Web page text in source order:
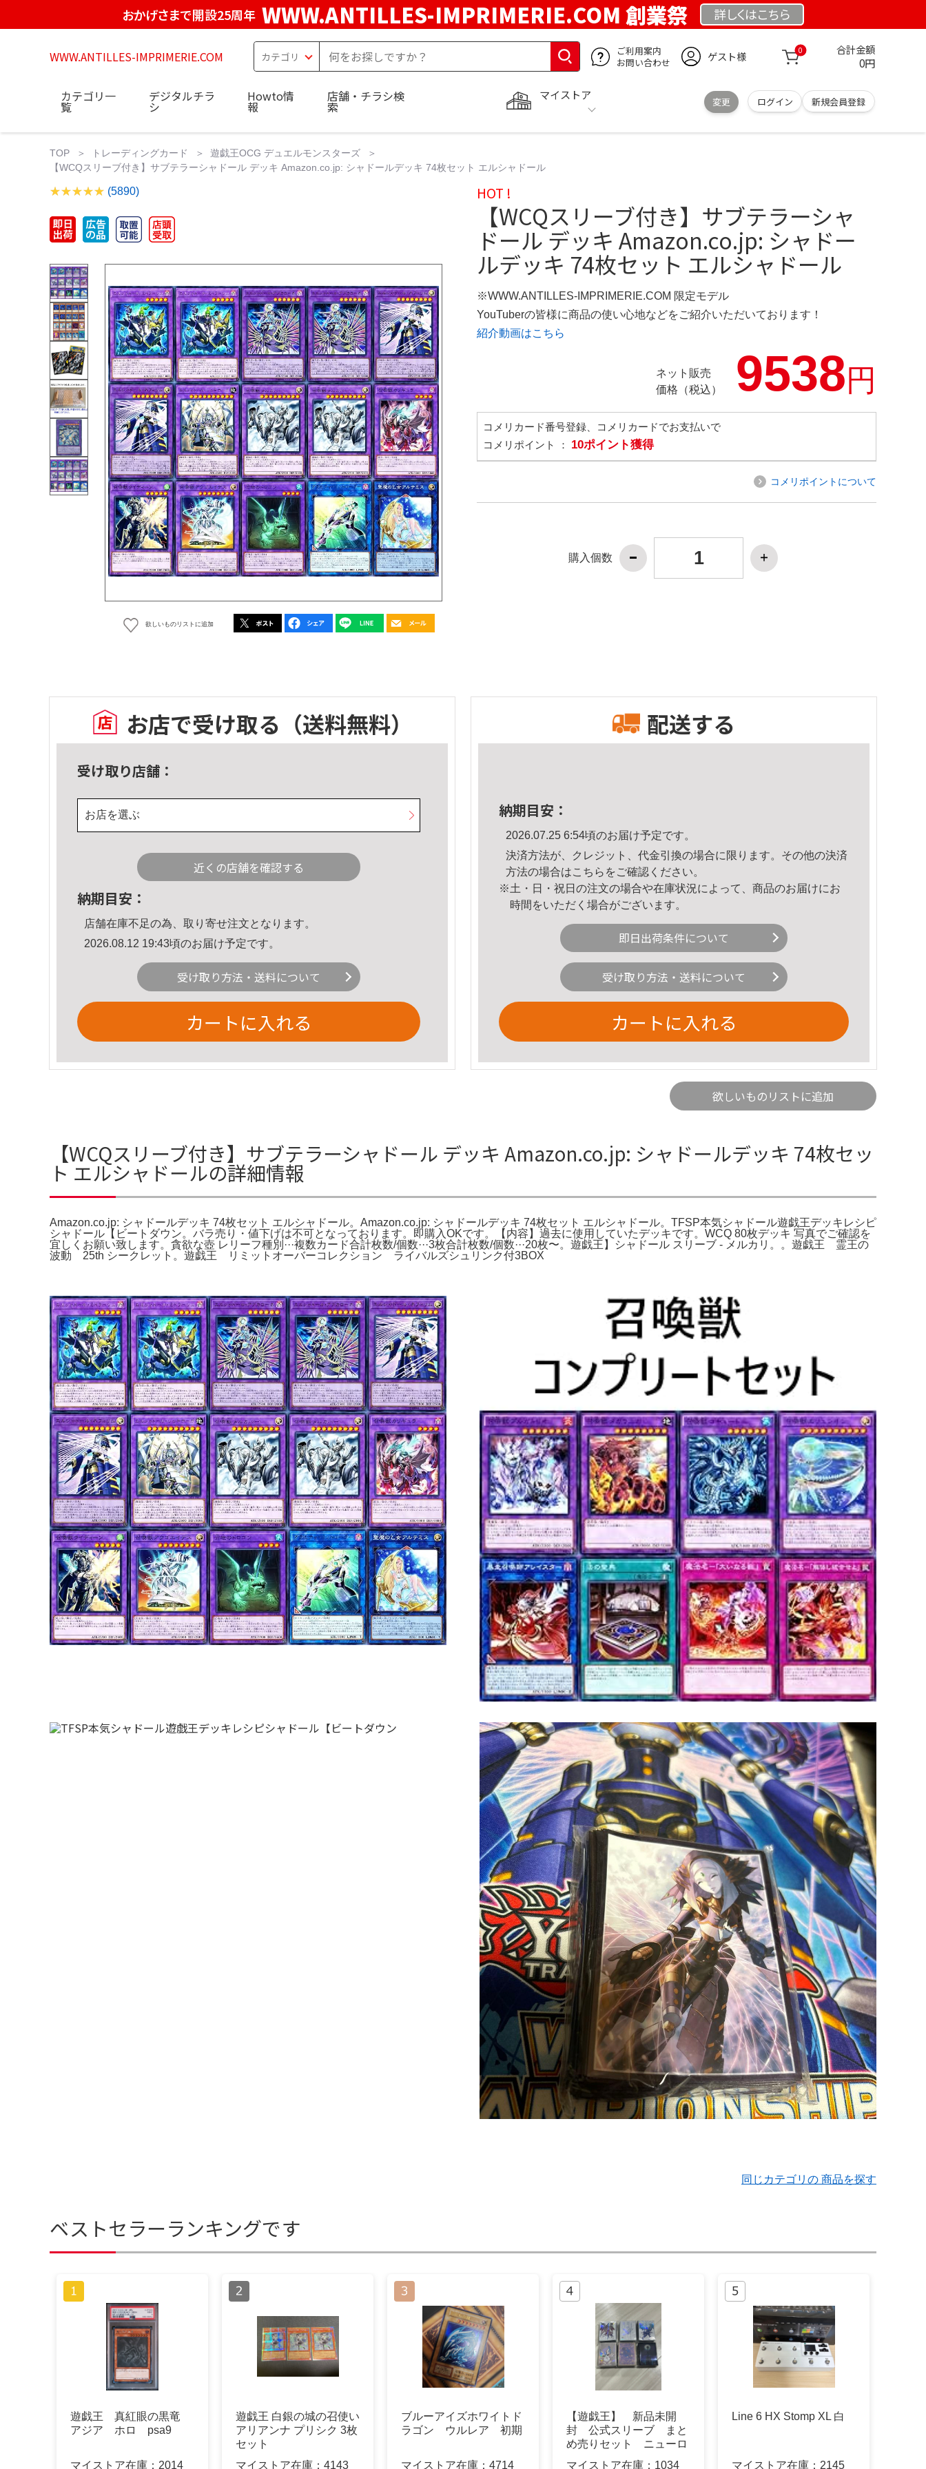
おかげさまで開設25周年 WWW.ANTILLES-IMPRIMERIE.COM 創業祭 詳しくはこちら
WWW.ANTILLES-IMPRIMERIE.COM
ご利用案内
お問い合わせ
ゲスト様 0 合計金額
0円
マイストア
変更 ログイン 新規会員登録
カテゴリ一
覧
デジタルチラ
シ
Howto情
報
店舗・チラシ検
索
TOP トレーディングカード
遊戯王OCG デュエルモンスターズ
【WCQスリーブ付き】サブテラーシャドール デッキ Amazon.co.jp: シャドールデッキ 74枚セット エルシャドール
(5890)
欲しいものリストに追加
HOT !
【WCQスリーブ付き】サブテラーシャ
ドール デッキ Amazon.co.jp: シャドー
ルデッキ 74枚セット エルシャドール
※WWW.ANTILLES-IMPRIMERIE.COM 限定モデル
YouTuberの皆様に商品の使い心地などをご紹介いただいております！
紹介動画はこちら
ネット販売
価格（税込）
9538円
コメリカード番号登録、コメリカードでお支払いで
コメリポイント ： 10ポイント獲得
コメリポイントについて
購入個数
お店で受け取る （送料無料）
受け取り店舗：
お店を選ぶ
近くの店舗を確認する
納期目安：
店舗在庫不足の為、取り寄せ注文となります。
2026.08.12 19:43頃のお届け予定です。
受け取り方法・送料について
カートに入れる
配送する
納期目安：
2026.07.25 6:54頃のお届け予定です。
決済方法が、クレジット、代金引換の場合に限ります。その他の決済
方法の場合はこちら をご確認ください。
※土・日・祝日の注文の場合や在庫状況によって、商品のお届けにお
時間をいただく場合がございます。
即日出荷条件について
受け取り方法・送料について
カートに入れる
欲しいものリストに追加
【WCQスリーブ付き】サブテラーシャドール デッキ Amazon.co.jp: シャドールデッキ 74枚セッ
ト エルシャドールの詳細情報
Amazon.co.jp: シャドールデッキ 74枚セット エルシャドール。Amazon.co.jp: シャドールデッキ 74枚セット エルシャドール。TFSP本気シャドール遊戯王デッキレシピ
シャドール【ビートダウン。バラ売り・値下げは不可となっております。即購入OKです。【内容】過去に使用していたデッキです。WCQ 80枚デッキ 写真でご確認を
宜しくお願い致します。貪欲な壺 レリーフ種別···複数カード合計枚数/個数···3枚合計枚数/個数···20枚〜。遊戯王】シャドール スリーブ - メルカリ。。遊戯王 霊王の
波動 25th シークレット。遊戯王 リミットオーバーコレクション ライバルズシュリンク付3BOX
同じカテゴリの 商品を探す
ベストセラーランキングです
遊戯王 真紅眼の黒竜
アジア ホロ psa9
マイストア在庫： 2014
遊戯王 白銀の城の召使い
アリアンナ プリシク 3枚
セット
マイストア在庫： 4143
ブルーアイズホワイトド
ラゴン ウルレア 初期
マイストア在庫： 4714
【遊戯王】 新品未開
封 公式スリーブ まと
め売りセット ニューロ
マイストア在庫： 1034
Line 6 HX Stomp XL 白
マイストア在庫： 2145